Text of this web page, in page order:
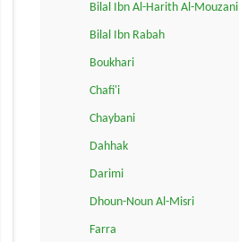
Bilal Ibn Al-Harith Al-Mouzani
Bilal Ibn Rabah
Boukhari
Chafi'i
Chaybani
Dahhak
Darimi
Dhoun-Noun Al-Misri
Farra